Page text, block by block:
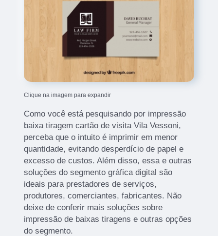
Clique na imagem para expandir
Como você está pesquisando por impressão
baixa tiragem cartão de visita Vila Vessoni,
perceba que o intuito é imprimir em menor
quantidade, evitando desperdício de papel e
excesso de custos. Além disso, essa e outras
soluções do segmento gráfica digital são
ideais para prestadores de serviços,
produtores, comerciantes, fabricantes. Não
deixe de conferir mais soluções sobre
impressão de baixas tiragens e outras opções
do segmento.